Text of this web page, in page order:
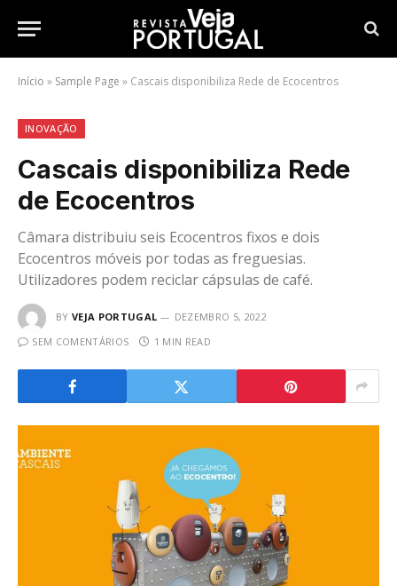
Início » Sample Page » Cascais disponibiliza Rede de Ecocentros
INOVAÇÃO
Cascais disponibiliza Rede
de Ecocentros
Câmara distribuiu seis Ecocentros fixos e dois
Ecocentros móveis por todas as freguesias.
Utilizadores podem reciclar cápsulas de café.
BY VEJA PORTUGAL
DEZEMBRO 5, 2022
SEM COMENTÁRIOS
1 MIN READ